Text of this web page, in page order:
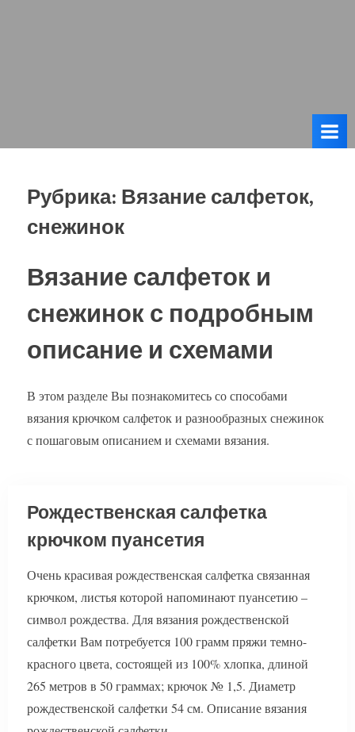
Рубрика: Вязание салфеток,
снежинок
Вязание салфеток и
снежинок с подробным
описание и схемами
В этом разделе Вы познакомитесь со способами
вязания крючком салфеток и разнообразных снежинок
с пошаговым описанием и схемами вязания.
Рождественская салфетка
крючком пуансетия
Очень красивая рождественская салфетка связанная
крючком, листья которой напоминают пуансетию –
символ рождества. Для вязания рождественской
салфетки Вам потребуется 100 грамм пряжи темно-
красного цвета, состоящей из 100% хлопка, длиной
265 метров в 50 граммах; крючок № 1,5. Диаметр
рождественской салфетки 54 см. Описание вязания